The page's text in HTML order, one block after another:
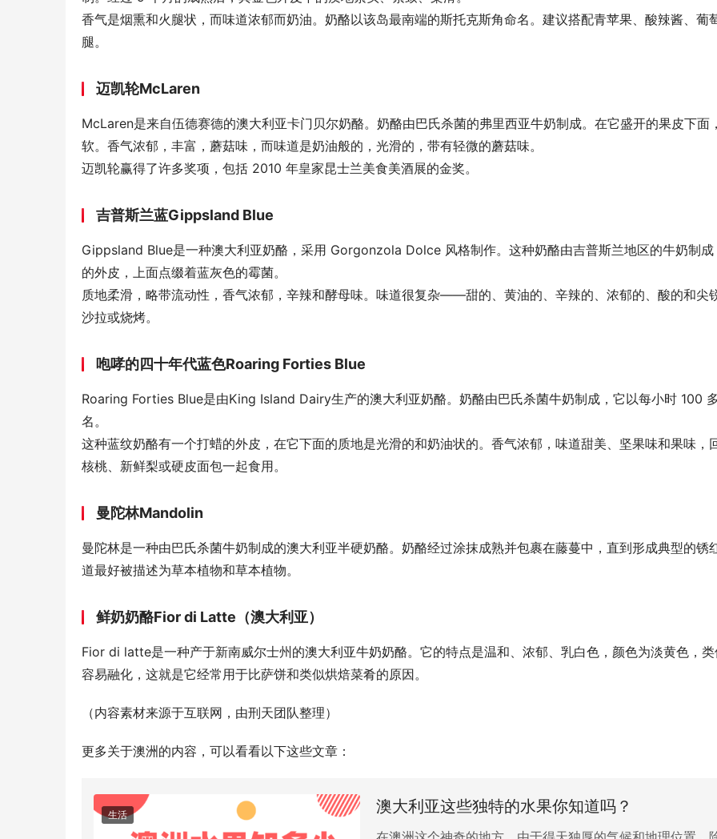
香气是烟熏和火腿状，而味道浓郁而奶油。奶酪以该岛最南端的斯托克斯角命名。建议搭配青苹果、酸辣酱、
腿。
迈凯轮McLaren
McLaren是来自伍德赛德的澳大利亚卡门贝尔奶酪。奶酪由巴氏杀菌的弗里西亚牛奶制成。在它盛开的果皮下
软。香气浓郁，丰富，蘑菇味，而味道是奶油般的，光滑的，带有轻微的蘑菇味。
迈凯轮赢得了许多奖项，包括 2010 年皇家昆士兰美食美酒展的金奖。
吉普斯兰蓝Gippsland Blue
Gippsland Blue是一种澳大利亚奶酪，采用 Gorgonzola Dolce 风格制作。这种奶酪由吉普斯兰地区的牛奶制
的外皮，上面点缀着蓝灰色的霉菌。
质地柔滑，略带流动性，香气浓郁，辛辣和酵母味。味道很复杂——甜的、黄油的、辛辣的、浓郁的、酸的和
沙拉或烧烤。
咆哮的四十年代蓝色Roaring Forties Blue
Roaring Forties Blue是由King Island Dairy生产的澳大利亚奶酪。奶酪由巴氏杀菌牛奶制成，它以每小时 100
名。
这种蓝纹奶酪有一个打蜡的外皮，在它下面的质地是光滑的和奶油状的。香气浓郁，味道甜美、坚果味和果味
核桃、新鲜梨或硬皮面包一起食用。
曼陀林Mandolin
曼陀林是一种由巴氏杀菌牛奶制成的澳大利亚半硬奶酪。奶酪经过涂抹成熟并包裹在藤蔓中，直到形成典型的
道最好被描述为草本植物和草本植物。
鲜奶奶酪Fior di Latte（澳大利亚）
Fior di latte是一种产于新南威尔士州的澳大利亚牛奶奶酪。它的特点是温和、浓郁、乳白色，颜色为淡黄色，
容易融化，这就是它经常用于比萨饼和类似烘焙菜肴的原因。
（内容素材来源于互联网，由刑天团队整理）
更多关于澳洲的内容，可以看看以下这些文章：